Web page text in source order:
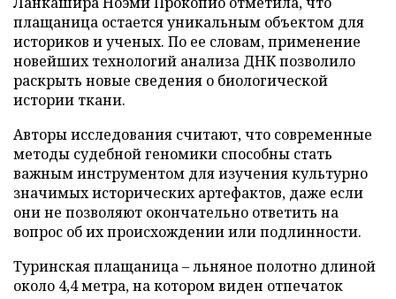
плащаница остается уникальным объектом для
историков и ученых. По ее словам, применение
новейших технологий анализа ДНК позволило
раскрыть новые сведения о биологической
истории ткани.
Авторы исследования считают, что современные
методы судебной геномики способны стать
важным инструментом для изучения культурно
значимых исторических артефактов, даже если
они не позволяют окончательно ответить на
вопрос об их происхождении или подлинности.
Туринская плащаница – льняное полотно длиной
около 4,4 метра, на котором виден отпечаток